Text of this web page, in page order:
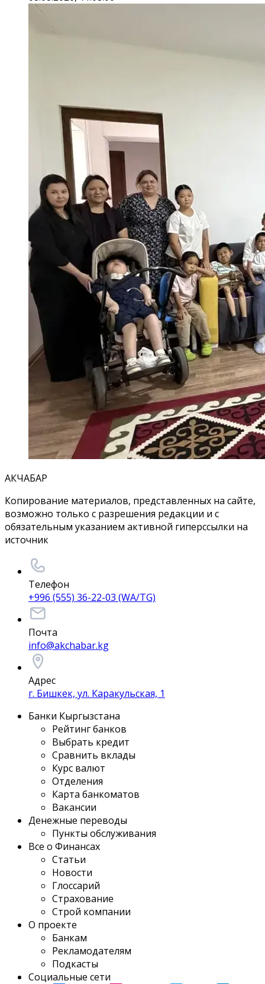
АКЧАБАР
Копирование материалов, представленных на сайте,
возможно только с разрешения редакции и с
обязательным указанием активной гиперссылки на
источник
Телефон
+996 (555) 36-22-03 (WA/TG)
Почта
info@akchabar.kg
Адрес
г. Бишкек, ул. Каракульская, 1
Банки Кыргызстана
Рейтинг банков
Выбрать кредит
Сравнить вклады
Курс валют
Отделения
Карта банкоматов
Вакансии
Денежные переводы
Пункты обслуживания
Все о Финансах
Статьи
Новости
Глоссарий
Страхование
Строй компании
О проекте
Банкам
Рекламодателям
Подкасты
Социальные сети